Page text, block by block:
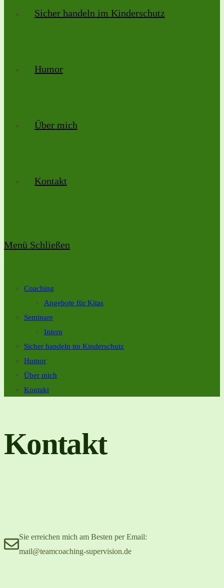
Sicher handeln im Kinderschutz
Humor
Über mich
Kontakt
Menü Schließen
Coaching
Angebote für Kitas
Seminare
Intern
Sicher handeln im Kinderschutz
Humor
Über mich
Kontakt
Kontakt
Sie erreichen mich am Besten per Email:
mail@teamcoaching-supervision.de